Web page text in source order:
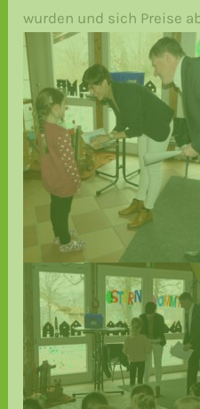
wurden und sich Preise